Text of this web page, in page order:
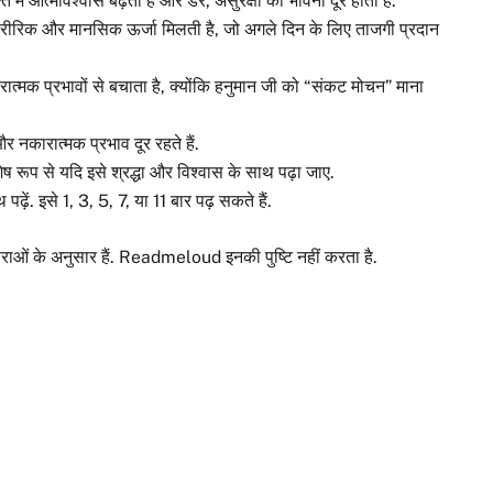
और मानसिक ऊर्जा मिलती है, जो अगले दिन के लिए ताजगी प्रदान
प्रभावों से बचाता है, क्योंकि हनुमान जी को “संकट मोचन” माना
नकारात्मक प्रभाव दूर रहते हैं.
रूप से यदि इसे श्रद्धा और विश्वास के साथ पढ़ा जाए.
पढ़ें. इसे 1, 3, 5, 7, या 11 बार पढ़ सकते हैं.
के अनुसार हैं. Readmeloud इनकी पुष्टि नहीं करता है.